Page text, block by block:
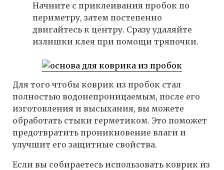
Начните с приклеивания пробок по
периметру, затем постепенно
двигайтесь к центру. Сразу удаляйте
излишки клея при помощи тряпочки.
Для того чтобы коврик из пробок стал
полностью водонепроницаемым, после его
изготовления и высыхания, вы можете
обработать стыки герметиком. Это поможет
предотвратить проникновение влаги и
улучшит его защитные свойства.
Если вы собираетесь использовать коврик из